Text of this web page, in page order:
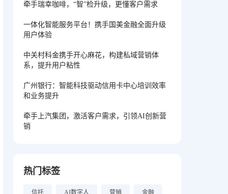
牵手瑞幸咖啡，“智”检升级，更懂客户需求
一体化智能服务平台！携手国美金融全面升级
用户体验
中关村科金携手开心麻花，构建私域营销体
系，提升用户粘性
广州银行：智能科技驱动信用卡中心培训效率
和业务提升
牵手上汽集团，激活客户需求，引领AI创新营
销
热门标签
信托 AI数字人 营销 金融